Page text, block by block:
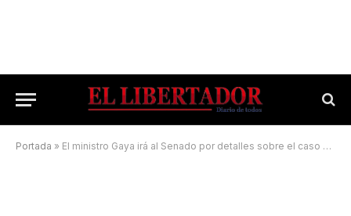
Portada » El ministro Gaya irá al Senado por detalles sobre el caso de Virasoro